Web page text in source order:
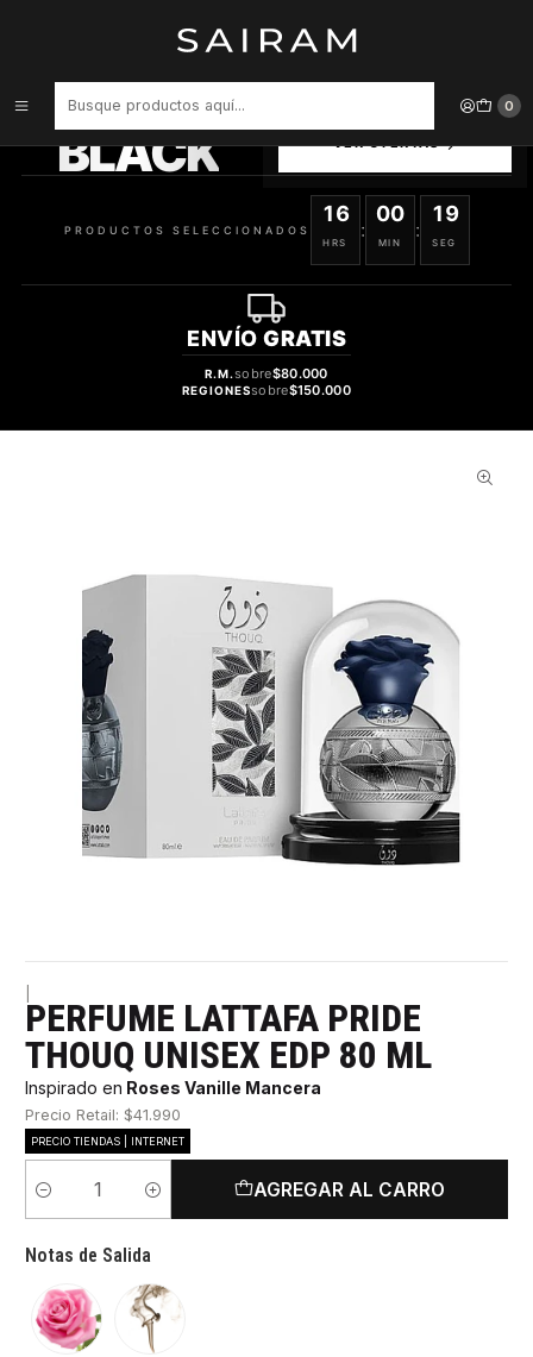
0
Perfume Lattafa Pride Thouq Unisex Edp 80 ml
BLACK
SELECCIONADOS
PRODUCTOS SELECCIONADOS
16
HRS
:
00
MIN
:
19
SEG
ENVÍO GRATIS
R.M.sobre$80.000
REGIONESsobre$150.000
PERFUME LATTAFA PRIDE
THOUQ UNISEX EDP 80 ML
Inspirado en Roses Vanille Mancera
Precio Retail: $41.990
PRECIO TIENDAS | INTERNET
Cantidad
AGREGAR AL CARRO
Notas de Salida